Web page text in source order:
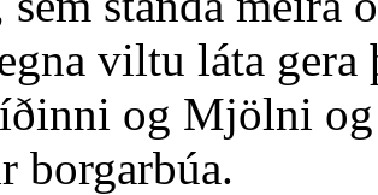
viltu láta gera
og Mjölni og
borgarbúa.